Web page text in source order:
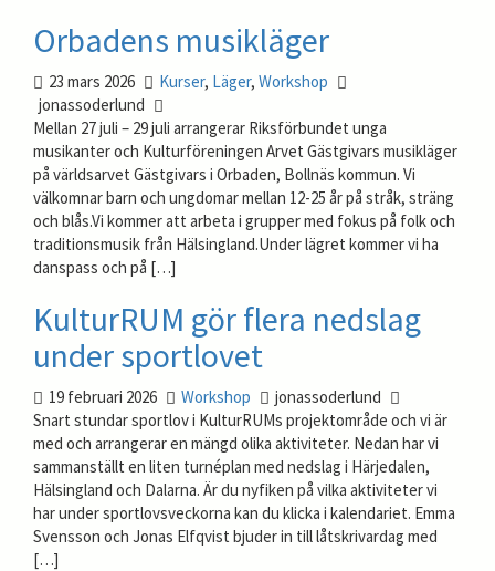
Orbadens musikläger
23 mars 2026 Kurser, Läger, Workshop
jonassoderlund
Mellan 27 juli – 29 juli arrangerar Riksförbundet unga
musikanter och Kulturföreningen Arvet Gästgivars musikläger
på världsarvet Gästgivars i Orbaden, Bollnäs kommun. Vi
välkomnar barn och ungdomar mellan 12-25 år på stråk, sträng
och blås.Vi kommer att arbeta i grupper med fokus på folk och
traditionsmusik från Hälsingland.Under lägret kommer vi ha
danspass och på […]
KulturRUM gör flera nedslag
under sportlovet
19 februari 2026 Workshop
jonassoderlund
Snart stundar sportlov i KulturRUMs projektområde och vi är
med och arrangerar en mängd olika aktiviteter. Nedan har vi
sammanställt en liten turnéplan med nedslag i Härjedalen,
Hälsingland och Dalarna. Är du nyfiken på vilka aktiviteter vi
har under sportlovsveckorna kan du klicka i kalendariet. Emma
Svensson och Jonas Elfqvist bjuder in till låtskrivardag med
[…]